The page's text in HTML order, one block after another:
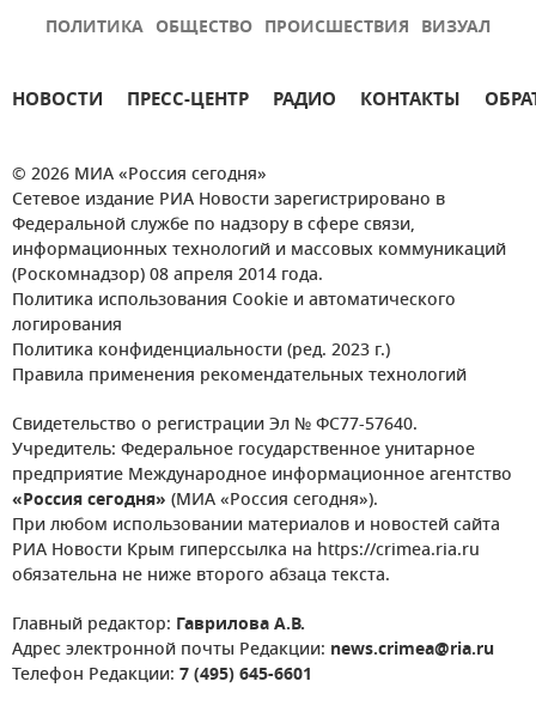
ПОЛИТИКА ОБЩЕСТВО ПРОИСШЕСТВИЯ ВИЗУАЛ
НОВОСТИ ПРЕСС-ЦЕНТР РАДИО КОНТАКТЫ
© 2026 МИА «Россия сегодня»
Сетевое издание РИА Новости зарегистрировано в
Федеральной службе по надзору в сфере связи,
информационных технологий и массовых коммуникаций
(Роскомнадзор) 08 апреля 2014 года.
Политика использования Cookie и автоматического
логирования
Политика конфиденциальности (ред. 2023 г.)
Правила применения рекомендательных технологий
Свидетельство о регистрации Эл № ФС77-57640.
Учредитель: Федеральное государственное унитарное
предприятие Международное информационное агентство
«Россия сегодня» (МИА «Россия сегодня»).
При любом использовании материалов и новостей сайта
РИА Новости Крым гиперссылка на https://crimea.ria.ru
обязательна не ниже второго абзаца текста.
Главный редактор: Гаврилова А.В.
Адрес электронной почты Редакции: news.crimea@ria.ru
Телефон Редакции: 7 (495) 645-6601